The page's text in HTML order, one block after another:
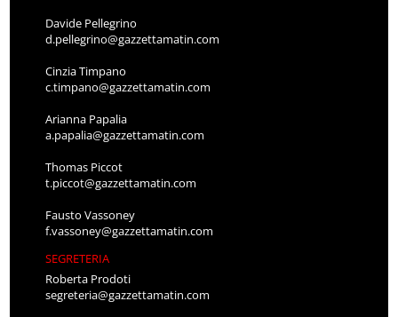
Davide Pellegrino
d.pellegrino@gazzettamatin.com
Cinzia Timpano
c.timpano@gazzettamatin.com
Arianna Papalia
a.papalia@gazzettamatin.com
Thomas Piccot
t.piccot@gazzettamatin.com
Fausto Vassoney
f.vassoney@gazzettamatin.com
SEGRETERIA
Roberta Prodoti
segreteria@gazzettamatin.com